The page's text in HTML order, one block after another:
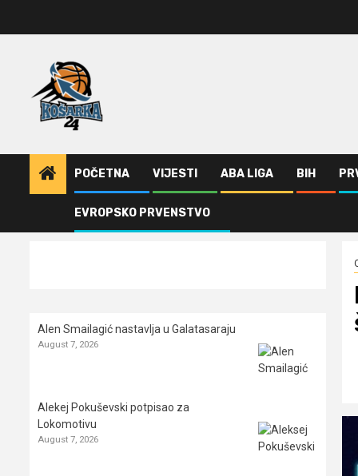
POČETNA VIJESTI ABA LIGA BIH
EVROPSKO PRVENSTVO
Ostalo Klubovi iz Turske, Španije i Litvanije u FIBA Ligi
Alen Smailagić nastavlja u Galatasaraju
August 7, 2026
Alekej Pokuševski potpisao za
Lokomotivu
August 7, 2026